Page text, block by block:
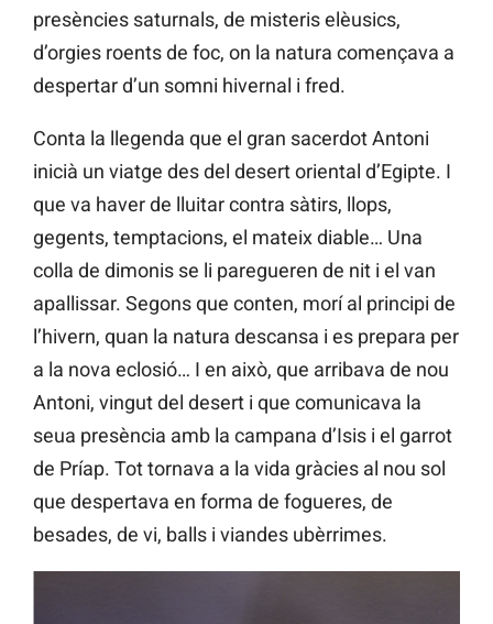
presències saturnals, de misteris elèusics,
d’orgies roents de foc, on la natura començava a
despertar d’un somni hivernal i fred.
Conta la llegenda que el gran sacerdot Antoni
inicià un viatge des del desert oriental d’Egipte. I
que va haver de lluitar contra sàtirs, llops,
gegents, temptacions, el mateix diable… Una
colla de dimonis se li paregueren de nit i el van
apallissar. Segons que conten, morí al principi de
l’hivern, quan la natura descansa i es prepara per
a la nova eclosió… I en això, que arribava de nou
Antoni, vingut del desert i que comunicava la
seua presència amb la campana d’Isis i el garrot
de Príap. Tot tornava a la vida gràcies al nou sol
que despertava en forma de fogueres, de
besades, de vi, balls i viandes ubèrrimes.